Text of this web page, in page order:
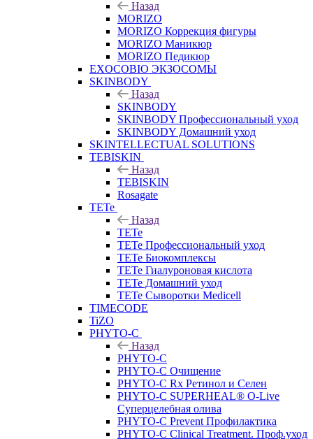
Назад
MORIZO
MORIZO Коррекция фигуры
MORIZO Маникюр
MORIZO Педикюр
EXOCOBIO ЭКЗОСОМЫ
SKINBODY
Назад
SKINBODY
SKINBODY Профессиональный уход
SKINBODY Домашний уход
SKINTELLECTUAL SOLUTIONS
TEBISKIN
Назад
TEBISKIN
Rosagate
TETe
Назад
TETe
TETe Профессиональный уход
TETe Биокомплексы
TETe Гиалуроновая кислота
TETe Домашний уход
TETe Сыворотки Medicell
TIMECODE
TiZO
PHYTO-C
Назад
PHYTO-C
PHYTO-C Очищение
PHYTO-C Rx Ретинол и Селен
PHYTO-C SUPERHEAL® O-Live
Суперцелебная олива
PHYTO-C Prevent Профилактика
PHYTO-C Clinical Treatment. Проф.уход